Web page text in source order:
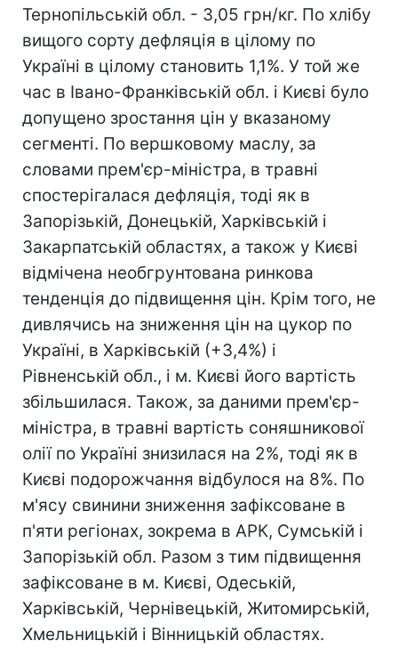
Тернопільській обл. - 3,05 грн/кг. По хлібу
вищого сорту дефляція в цілому по
Україні в цілому становить 1,1%. У той же
час в Івано-Франківській обл. і Києві було
допущено зростання цін у вказаному
сегменті. По вершковому маслу, за
словами прем'єр-міністра, в травні
спостерігалася дефляція, тоді як в
Запорізькій, Донецькій, Харківській і
Закарпатській областях, а також у Києві
відмічена необгрунтована ринкова
тенденція до підвищення цін. Крім того, не
дивлячись на зниження цін на цукор по
Україні, в Харківській (+3,4%) і
Рівненській обл., і м. Києві його вартість
збільшилася. Також, за даними прем'єр-
міністра, в травні вартість соняшникової
олії по Україні знизилася на 2%, тоді як в
Києві подорожчання відбулося на 8%. По
м'ясу свинини зниження зафіксоване в
п'яти регіонах, зокрема в АРК, Сумській і
Запорізькій обл. Разом з тим підвищення
зафіксоване в м. Києві, Одеській,
Харківській, Чернівецькій, Житомирській,
Хмельницькій і Вінницькій областях.